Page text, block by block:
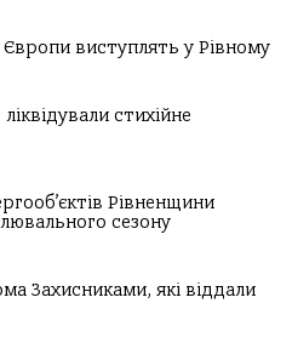
Європи виступлять у Рівному
стихійне
Рівненщини
сезону
Захисниками, які віддали